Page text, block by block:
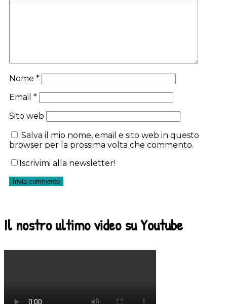
Nome *
Email *
Sito web
Salva il mio nome, email e sito web in questo
browser per la prossima volta che commento.
Iscrivimi alla newsletter!
Il nostro ultimo video su Youtube